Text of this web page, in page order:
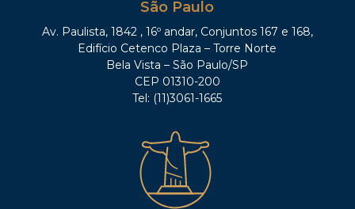
São Paulo
Av. Paulista, 1842 , 16º andar, Conjuntos 167 e 168,
Edifício Cetenco Plaza – Torre Norte
Bela Vista – São Paulo/SP
CEP 01310-200
Tel: (11)3061-1665